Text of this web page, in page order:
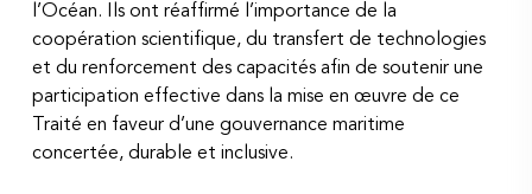
l’Océan. Ils ont réaffirmé l’importance de la
coopération scientifique, du transfert de technologies
et du renforcement des capacités afin de soutenir une
participation effective dans la mise en œuvre de ce
Traité en faveur d’une gouvernance maritime
concertée, durable et inclusive.